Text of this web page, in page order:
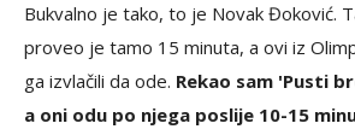
Bukvalno je tako, to je Novak Đoković.
proveo je tamo 15 minuta, a ovi iz
ga izvlačili da ode. Rekao sam 'Pusti
a oni odu po njega poslije 10-15